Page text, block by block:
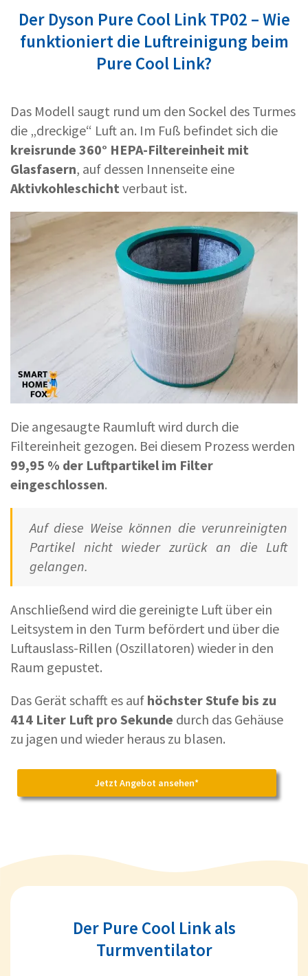
Der Dyson Pure Cool Link TP02 – Wie
funktioniert die Luftreinigung beim
Pure Cool Link?
Das Modell saugt rund um den Sockel des Turmes
die „dreckige“ Luft an. Im Fuß befindet sich die
kreisrunde 360° HEPA-Filtereinheit mit
Glasfasern, auf dessen Innenseite eine
Aktivkohleschicht verbaut ist.
Die angesaugte Raumluft wird durch die
Filtereinheit gezogen. Bei diesem Prozess werden
99,95 % der Luftpartikel im Filter
eingeschlossen.
Auf diese Weise können die verunreinigten
Partikel nicht wieder zurück an die Luft
gelangen.
Anschließend wird die gereinigte Luft über ein
Leitsystem in den Turm befördert und über die
Luftauslass-Rillen (Oszillatoren) wieder in den
Raum gepustet.
Das Gerät schafft es auf höchster Stufe bis zu
414 Liter Luft pro Sekunde durch das Gehäuse
zu jagen und wieder heraus zu blasen.
Jetzt Angebot ansehen*
Der Pure Cool Link als
Turmventilator